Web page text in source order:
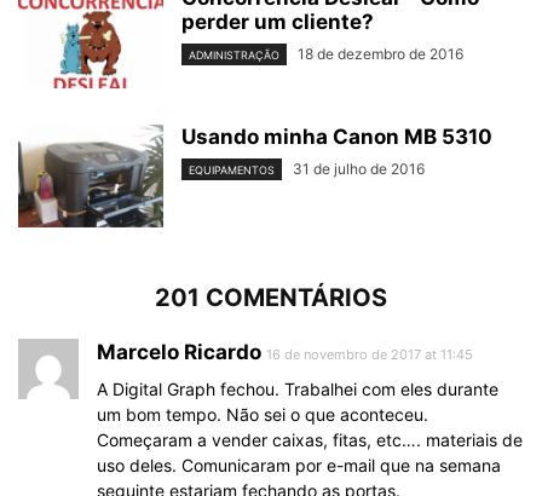
perder um cliente?
ADMINISTRAÇÃO 18 de dezembro de 2016
Usando minha Canon MB 5310
EQUIPAMENTOS 31 de julho de 2016
201 COMENTÁRIOS
Marcelo Ricardo 16 de novembro de 2017 at 11:45
A Digital Graph fechou. Trabalhei com eles durante
um bom tempo. Não sei o que aconteceu.
Começaram a vender caixas, fitas, etc…. materiais de
uso deles. Comunicaram por e-mail que na semana
seguinte estariam fechando as portas.